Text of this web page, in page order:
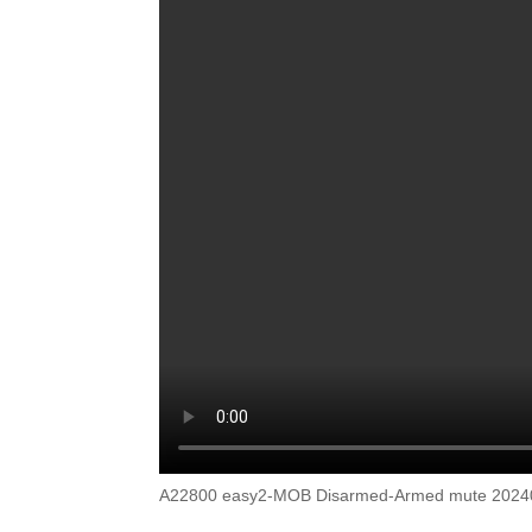
A22800 easy2-MOB Disarmed-Armed mute